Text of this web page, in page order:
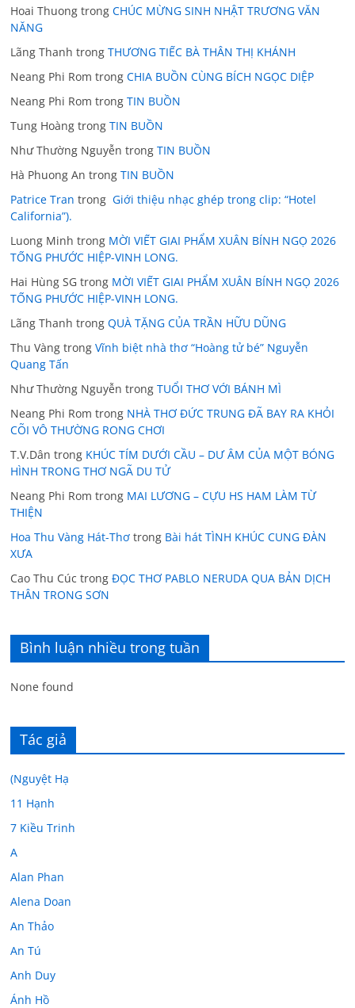
Hoai Thuong trongCHÚC MỪNG SINH NHẬT TRƯƠNG VĂN
NĂNG
Lãng Thanh trongTHƯƠNG TIẾC BÀ THÂN THỊ KHÁNH
Neang Phi Rom trongCHIA BUỒN CÙNG BÍCH NGỌC DIỆP
Neang Phi Rom trongTIN BUỒN
Tung Hoàng trongTIN BUỒN
Như Thường Nguyễn trongTIN BUỒN
Hà Phuong An trongTIN BUỒN
Patrice Tran trong Giới thiệu nhạc ghép trong clip: “Hotel
California”).
Luong Minh trong MỜI VIẾT GIAI PHẨM XUÂN BÍNH NGỌ 2026
TỐNG PHƯỚC HIỆP-VINH LONG.
Hai Hùng SG trong MỜI VIẾT GIAI PHẨM XUÂN BÍNH NGỌ 2026
TỐNG PHƯỚC HIỆP-VINH LONG.
Lãng Thanh trongQUÀ TẶNG CỦA TRẦN HỮU DŨNG
Thu Vàng trongVĩnh biệt nhà thơ “Hoàng tử bé” Nguyễn
Quang Tấn
Như Thường Nguyễn trongTUỔI THƠ VỚI BÁNH MÌ
Neang Phi Rom trong NHÀ THƠ ĐỨC TRUNG ĐÃ BAY RA KHỎI
CÕI VÔ THƯỜNG RONG CHƠI
T.V.Dân trong KHÚC TÍM DƯỚI CẦU – DƯ ÂM CỦA MỘT BÓNG
HÌNH TRONG THƠ NGÃ DU TỬ
Neang Phi Rom trong MAI LƯƠNG – CỰU HS HAM LÀM TỪ
THIỆN
Hoa Thu Vàng Hát-Thơ trong Bài hát TÌNH KHÚC CUNG ĐÀN
XƯA
Cao Thu Cúc trongĐỌC THƠ PABLO NERUDA QUA BẢN DỊCH
THÂN TRONG SƠN
Bình luận nhiều trong tuần
None found
Tác giả
(Nguyệt Hạ
11 Hạnh
7 Kiều Trinh
A
Alan Phan
Alena Doan
An Thảo
An Tú
Anh Duy
Ánh Hồ